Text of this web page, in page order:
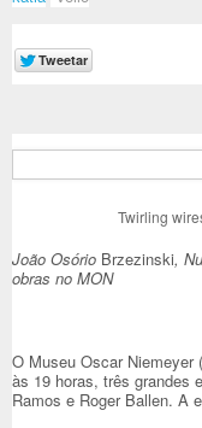
Twirling
João Osório Brzezinski,
obras no MON
O Museu Oscar Niemeyer
às 19 horas, três grandes
Ramos e Roger Ballen. A